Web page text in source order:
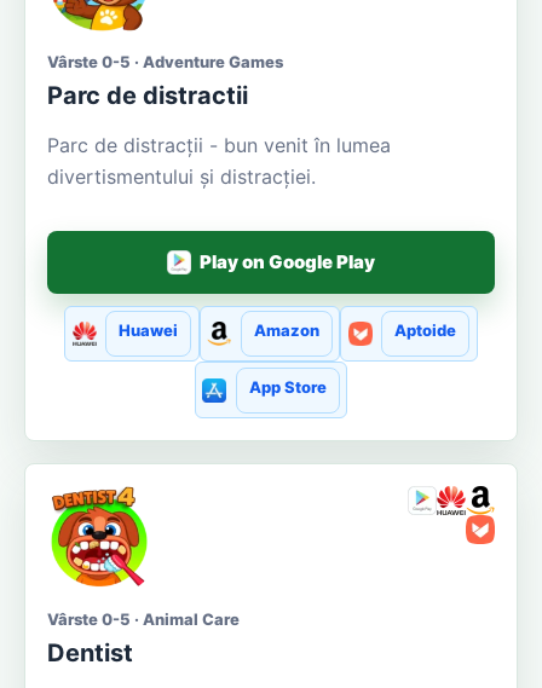
Vârste 0-5 · Adventure Games
Parc de distractii
Parc de distracții - bun venit în lumea
divertismentului și distracției.
Play on Google Play
Huawei Amazon Aptoide
App Store
Vârste 0-5 · Animal Care
Dentist